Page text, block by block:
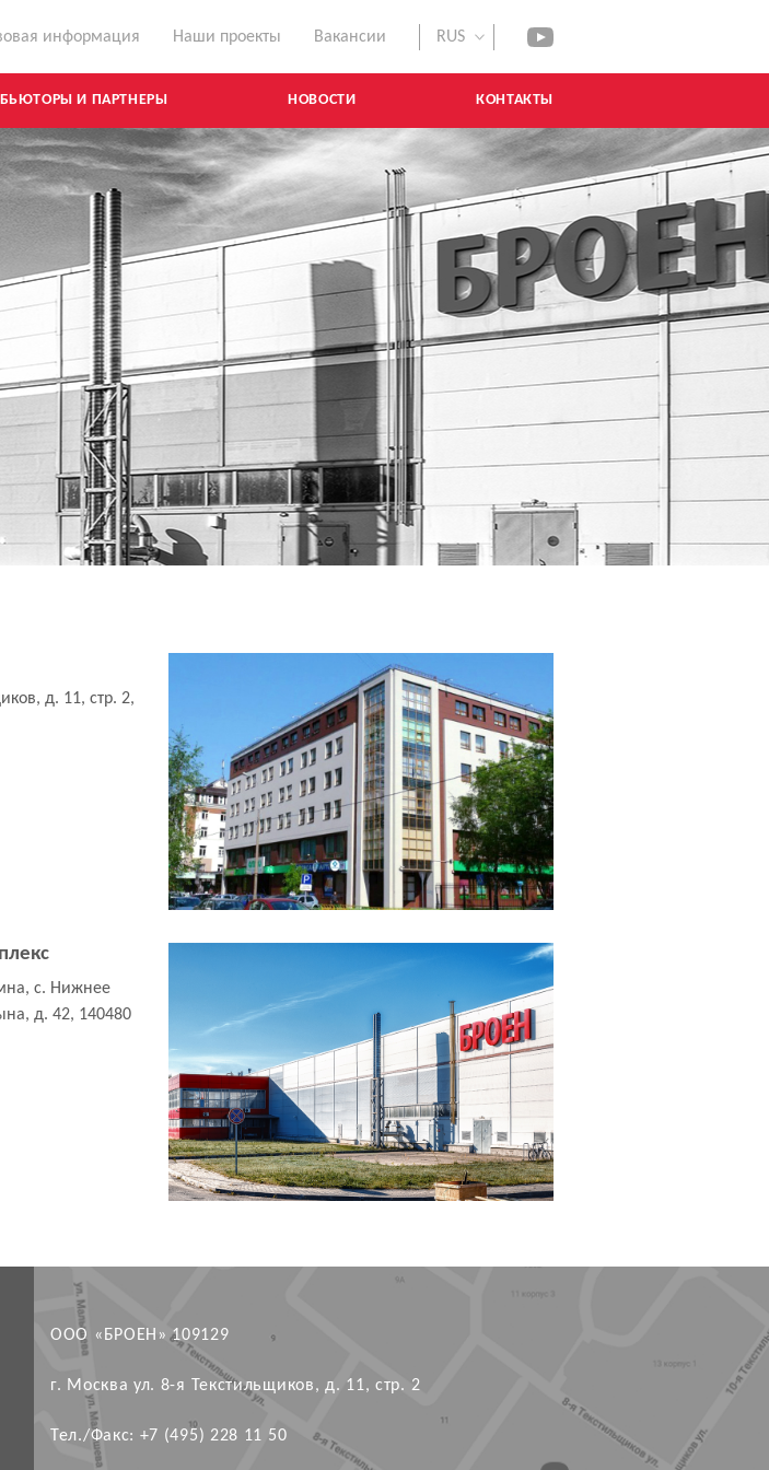
информация Наши проекты Вакансии RUS
youtube
И ПАРТНЕРЫ НОВОСТИ КОНТАКТЫ
д. 11, стр. 2,
с. Нижнее
д. 42, 140480
ООО «БРОЕН» 109129
г. Москва ул. 8-я Текстильщиков, д. 11, стр. 2
Тел./Факс: +7 (495) 228 11 50